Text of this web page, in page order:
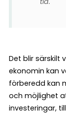
Det blir särskilt
ekonomin kan
förberedd kan
och möjlighet
investeringar,